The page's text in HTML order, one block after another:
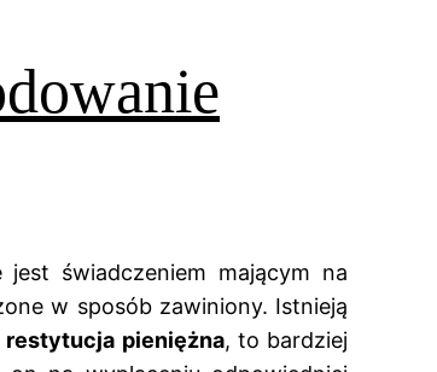
jest świadczeniem mającym na
w sposób zawiniony. Istnieją
restytucja pieniężna, to bardziej